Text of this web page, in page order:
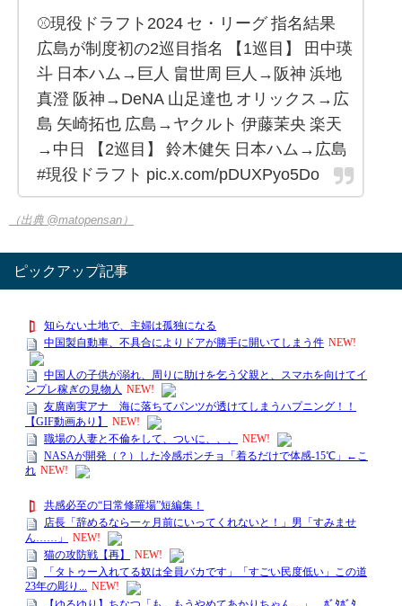
⚾️現役ドラフト2024 セ・リーグ 指名結果
広島が制度初の2巡目指名 【1巡目】 田中瑛
斗 日本ハム→巨人 畠世周 巨人→阪神 浜地
真澄 阪神→DeNA 山足達也 オリックス→広
島 矢崎拓也 広島→ヤクルト 伊藤茉央 楽天
→中日 【2巡目】 鈴木健矢 日本ハム→広島
#現役ドラフト pic.x.com/pDUXPyo5Do
（出典 @matopensan）
ピックアップ記事